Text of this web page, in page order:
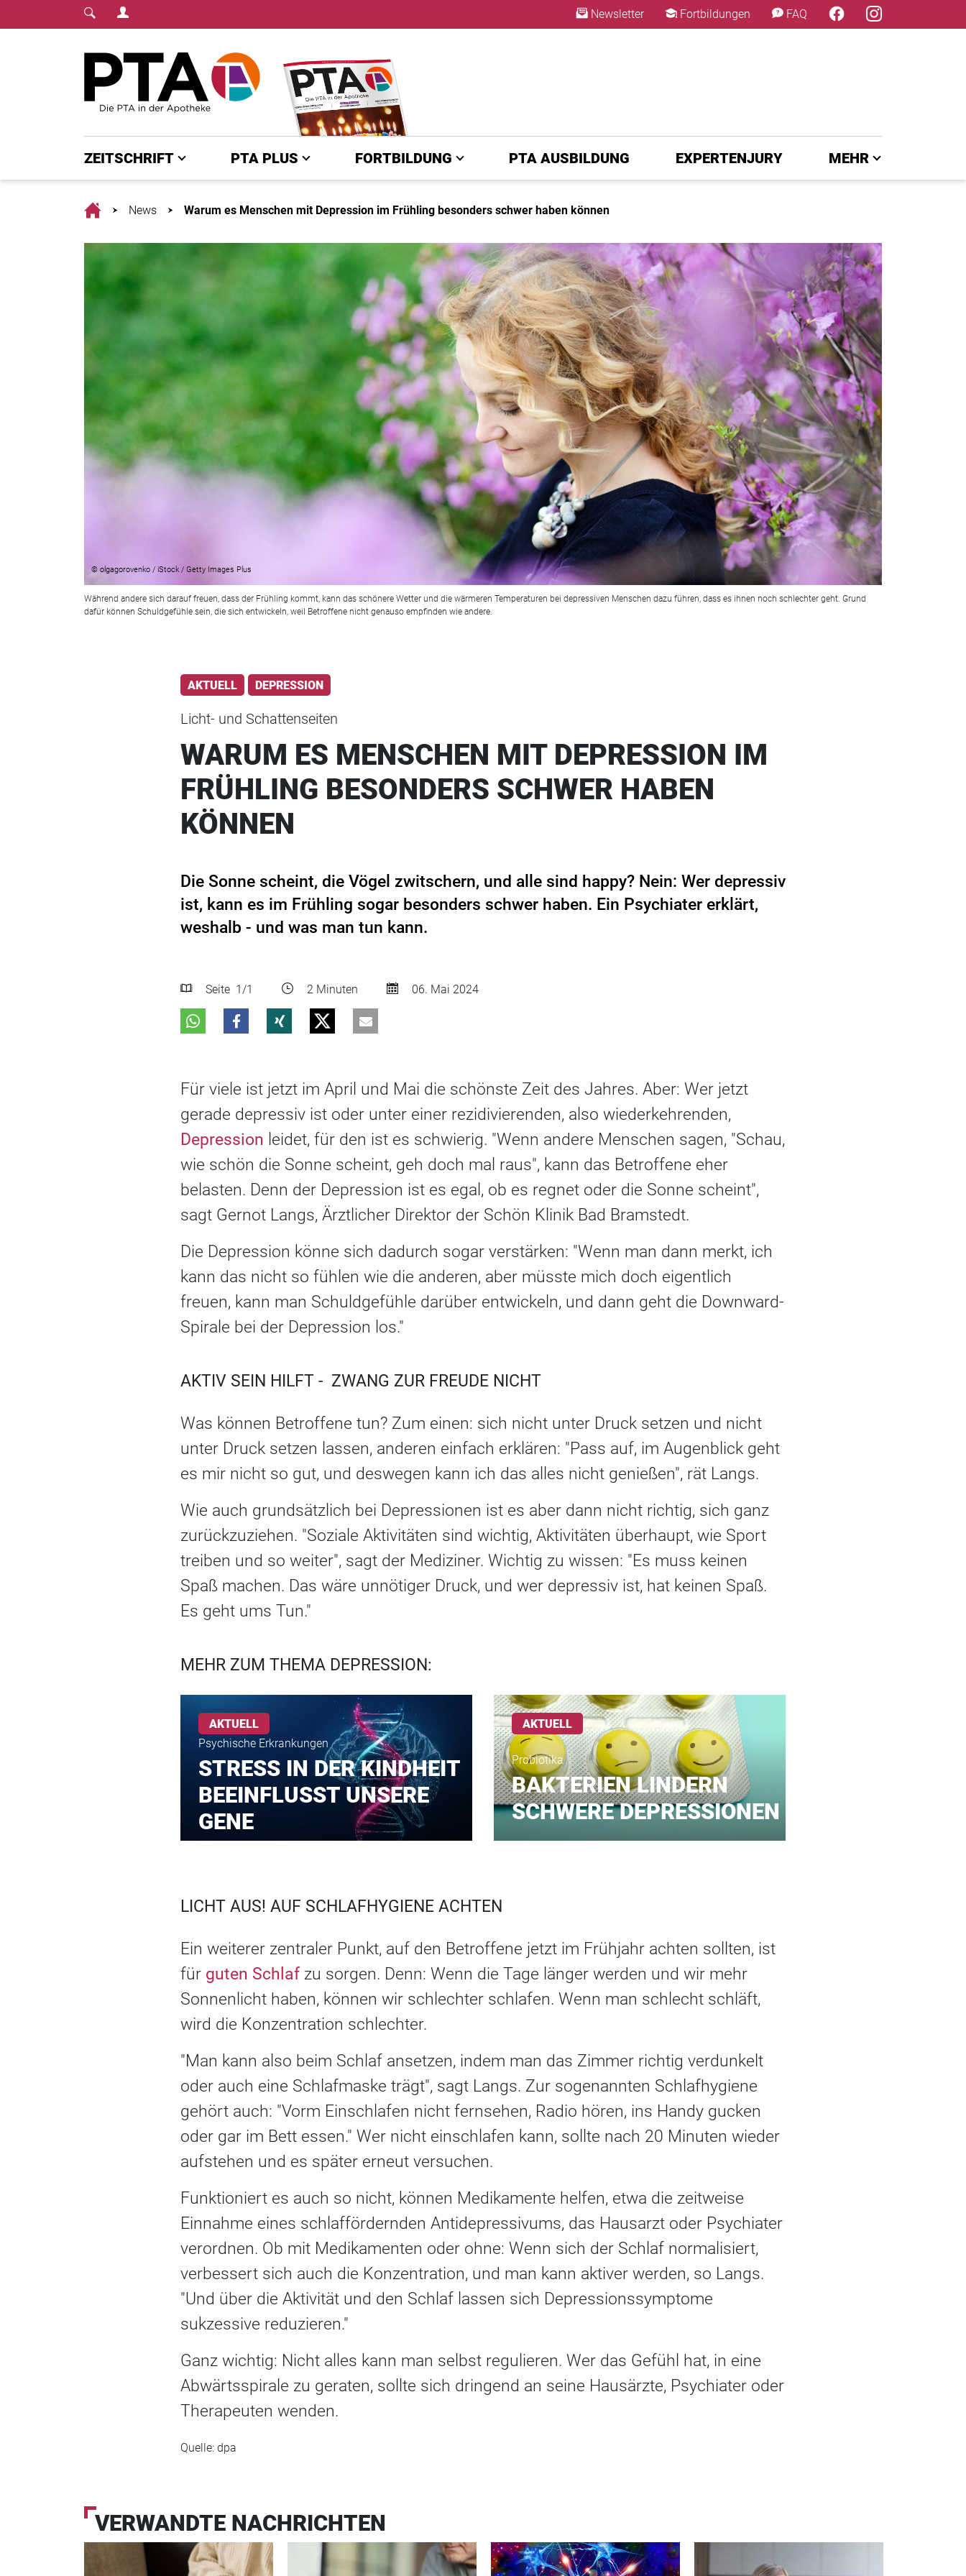
Login Menu Newsletter Fortbildungen FAQ
ZEITSCHRIFT PTA PLUS FORTBILDUNG PTA AUSBILDUNG EXPERTENJURY MEHR
HomeNews Warum es Menschen mit Depression im Frühling besonders schwer haben können
© olgagorovenko / iStock / Getty Images Plus
Während andere sich darauf freuen, dass der Frühling kommt, kann das schönere Wetter und die wärmeren Temperaturen bei depressiven Menschen dazu führen, dass es ihnen noch schlechter geht. Grund
dafür können Schuldgefühle sein, die sich entwickeln, weil Betroffene nicht genauso empfinden wie andere.
AKTUELL DEPRESSION
Licht- und Schattenseiten
WARUM ES MENSCHEN MIT DEPRESSION IM
FRÜHLING BESONDERS SCHWER HABEN
KÖNNEN
Die Sonne scheint, die Vögel zwitschern, und alle sind happy? Nein: Wer depressiv
ist, kann es im Frühling sogar besonders schwer haben. Ein Psychiater erklärt,
weshalb - und was man tun kann.
Seite 1 /1 2 Minuten 06. Mai 2024
Für viele ist jetzt im April und Mai die schönste Zeit des Jahres. Aber: Wer jetzt
gerade depressiv ist oder unter einer rezidivierenden, also wiederkehrenden,
Depression leidet, für den ist es schwierig. "Wenn andere Menschen sagen, "Schau,
wie schön die Sonne scheint, geh doch mal raus", kann das Betroffene eher
belasten. Denn der Depression ist es egal, ob es regnet oder die Sonne scheint",
sagt Gernot Langs, Ärztlicher Direktor der Schön Klinik Bad Bramstedt.
Die Depression könne sich dadurch sogar verstärken: "Wenn man dann merkt, ich
kann das nicht so fühlen wie die anderen, aber müsste mich doch eigentlich
freuen, kann man Schuldgefühle darüber entwickeln, und dann geht die Downward-
Spirale bei der Depression los."
AKTIV SEIN HILFT - ZWANG ZUR FREUDE NICHT
Was können Betroffene tun? Zum einen: sich nicht unter Druck setzen und nicht
unter Druck setzen lassen, anderen einfach erklären: "Pass auf, im Augenblick geht
es mir nicht so gut, und deswegen kann ich das alles nicht genießen", rät Langs.
Wie auch grundsätzlich bei Depressionen ist es aber dann nicht richtig, sich ganz
zurückzuziehen. "Soziale Aktivitäten sind wichtig, Aktivitäten überhaupt, wie Sport
treiben und so weiter", sagt der Mediziner. Wichtig zu wissen: "Es muss keinen
Spaß machen. Das wäre unnötiger Druck, und wer depressiv ist, hat keinen Spaß.
Es geht ums Tun."
MEHR ZUM THEMA DEPRESSION:
AKTUELL
Psychische Erkrankungen
STRESS IN DER KINDHEIT
BEEINFLUSST UNSERE
GENE
AKTUELL
Probiotika
BAKTERIEN LINDERN
SCHWERE DEPRESSIONEN
LICHT AUS! AUF SCHLAFHYGIENE ACHTEN
Ein weiterer zentraler Punkt, auf den Betroffene jetzt im Frühjahr achten sollten, ist
für guten Schlaf zu sorgen. Denn: Wenn die Tage länger werden und wir mehr
Sonnenlicht haben, können wir schlechter schlafen. Wenn man schlecht schläft,
wird die Konzentration schlechter.
"Man kann also beim Schlaf ansetzen, indem man das Zimmer richtig verdunkelt
oder auch eine Schlafmaske trägt", sagt Langs. Zur sogenannten Schlafhygiene
gehört auch: "Vorm Einschlafen nicht fernsehen, Radio hören, ins Handy gucken
oder gar im Bett essen." Wer nicht einschlafen kann, sollte nach 20 Minuten wieder
aufstehen und es später erneut versuchen.
Funktioniert es auch so nicht, können Medikamente helfen, etwa die zeitweise
Einnahme eines schlaffördernden Antidepressivums, das Hausarzt oder Psychiater
verordnen. Ob mit Medikamenten oder ohne: Wenn sich der Schlaf normalisiert,
verbessert sich auch die Konzentration, und man kann aktiver werden, so Langs.
"Und über die Aktivität und den Schlaf lassen sich Depressionssymptome
sukzessive reduzieren."
Ganz wichtig: Nicht alles kann man selbst regulieren. Wer das Gefühl hat, in eine
Abwärtsspirale zu geraten, sollte sich dringend an seine Hausärzte, Psychiater oder
Therapeuten wenden.
Quelle: dpa
VERWANDTE NACHRICHTEN
×